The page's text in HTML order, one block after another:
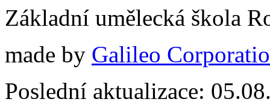
Základní umělecká škola
made by Galileo
Poslední aktualizace: